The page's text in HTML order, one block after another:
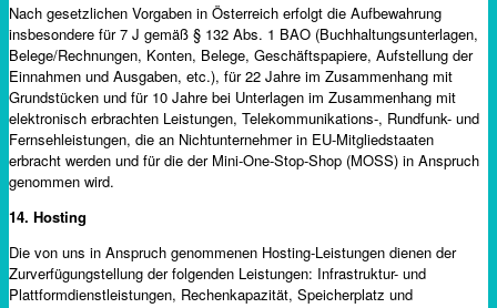
Nach gesetzlichen Vorgaben in Österreich erfolgt die Aufbewahrung
insbesondere für 7 J gemäß § 132 Abs. 1 BAO (Buchhaltungsunterlagen,
Belege/Rechnungen, Konten, Belege, Geschäftspapiere, Aufstellung der
Einnahmen und Ausgaben, etc.), für 22 Jahre im Zusammenhang mit
Grundstücken und für 10 Jahre bei Unterlagen im Zusammenhang mit
elektronisch erbrachten Leistungen, Telekommunikations-, Rundfunk- und
Fernsehleistungen, die an Nichtunternehmer in EU-Mitgliedstaaten
erbracht werden und für die der Mini-One-Stop-Shop (MOSS) in Anspruch
genommen wird.
14. Hosting
Die von uns in Anspruch genommenen Hosting-Leistungen dienen der
Zurverfügungstellung der folgenden Leistungen: Infrastruktur- und
Plattformdienstleistungen, Rechenkapazität, Speicherplatz und